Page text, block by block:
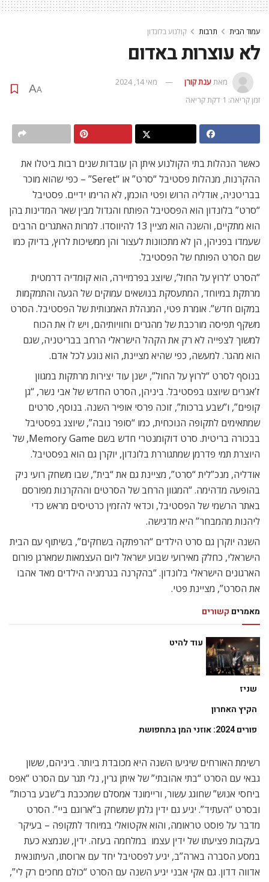
עמוד הבית תרבות קולנוע בלונדון
לא עוצרות באדום
מאת ענת קורן
מאי 14, 2024
זמן קריאה: 1 דקת קריאה
A
A
כאשר הנהלות בתי הקולנוע איתן הן עובדות שנים רבות ביטלו את
ההקרנות, מנהלות פסטיבל “סרט” או “Seret” – כפי שהוא מוכר
בבריטניה, אודליה הרוש ופטי הוכמן, לא הרימו ידיים. פסטיבל
“סרט” בלונדון הוא הפסטיבל הפותח והגדול מבין שאר המדינות בהן
הוא מתקיים, והשנה הוא מציין 13 להיווסדו. למרות האתגרים הרבים
שעמדו בפניהן, הן לא מתכוונות לעצור והן ממשיכות לרוץ, בדיוק כמו
שם הסרט הפותח של הפסטיבל.
“הסרט ‘לרוץ על החול’, שיוצג בפרמיירה, הוא קומדיה דרמטית
מרתקת במיוחד, המתעסקת בנושאים עמוקים של הגעה והתמקמות
במקום חדש”. אומרת פטי, המנהלת האמנותית של הפסטיבל. הסרט
משקף תפיסה מורכבת של מהגרים וחוויותיהם, ויש לו את הכוח
למשוך לצפייה לא רק את הקהל הישראלי הרחב בבריטניה, שגם
הוא מהגר. למעשה, כפי שהיא מציינת, הוא נוגע לכל אדם.
בנוסף לסרט “לרוץ על החול”, ישנן עוד יצירות מרתקות במגוון
ז’אנרים שיוצגו בפסטיבל. ביניהן, הסרט החדש של אבי נשר, “גן
קופים”, ו”שבע ברכות”, זוכה פרסי אופיר השנה. בנוסף, סרטים
שמתאימים לתקופה הנוכחית, כמו “סופר נובה”, שיוצג בפסטיבל
בבכורה בריטית. סרט דוקומנטרי חדש בשם Memory Game, של
היוצרת תמי פדרמן שמתגוררת בלונדון, יוקרן גם הוא בפסטיבל.
אודליה, מנכ”לית “סרט”, מציינת גם את “בית”, שבו משחק רועי ניק
בהופעה מדהימה. “המגוון הרחב של הסרטים וההקרנות מפורסם
באתר הרשמי של הפסטיבל, וכדאי להזמין כרטיסים מראש כדי
ליהנות מהמבחר” היא מדגישה.
השנה יוקרן גם סרט הילדים “הרפתקה בשחקים”, בשיתוף עם הבית
הישראלי, כחלק מאירועי שבוע ישראל ליום העצמאות שמארגן פורום
הארגונים הישראלי בלונדון. “בהקרנה בגרמניה הילדים מאד אהבו
את הסרט”, מציינת פטי.
מאמרים קשורים
עוד להיט
שניז
הקיץ האחרון
פורים 2024: אוזני המן בתחפושת
רשימת האורחים שיגיעו השנה היא מכובדת ביותר. ביניהם, ששון
גבאי עם הסרט “בתי אהובתי” של איתן גרין, נלי תגר עם הסרט “אפס
ביחסי אנוש” שחוגג עשור, וריימונד אמסלם שמככבת ב”שבע ברכות”
ובסרט “העתיד”. יגיע גם ידין גלמן שמשחק ב”ארוגם ביי”. הסרט
מדבר על פוסט טראומה, והוא אקטואלי במיוחד לתקופה – בעיקר
בעקבות פציעתו של ידין עצמו במלחמה בעזה. ידין, שנמצא כעת
במסע הסברה בארה”ב, יגיע לפסטיבל יחד עם ארוסתו, העיתונאית
אדווה דדון. גם אקי אבני יגיע השנה עם הסרט “כולם מחכים רק לי”,